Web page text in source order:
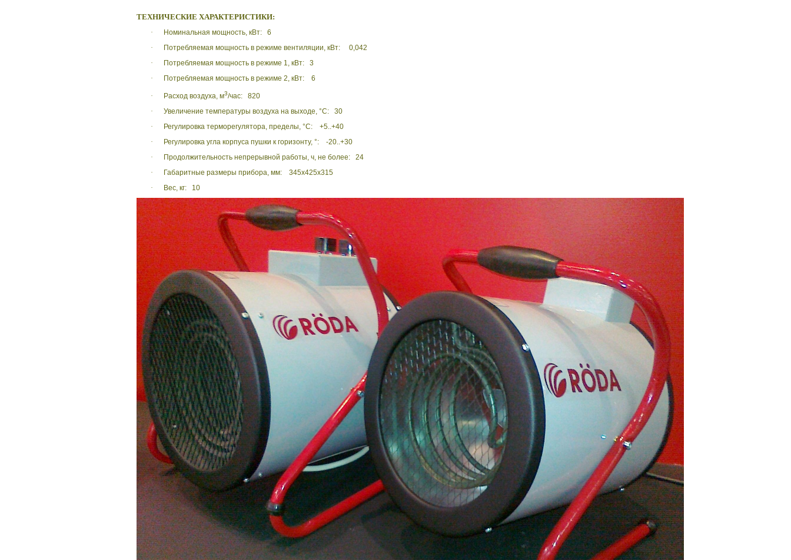
ТЕХНИЧЕСКИЕ ХАРАКТЕРИСТИКИ:
·
Номинальная мощность, кВт: 6
·
Потребляемая мощность в режиме вентиляции, кВт: 0,042
·
Потребляемая мощность в режиме 1, кВт: 3
·
Потребляемая мощность в режиме 2, кВт: 6
· Расход воздуха, м3/час: 820
·
Увеличение температуры воздуха на выходе, °С: 30
·
Регулировка терморегулятора, пределы, °С: +5..+40
·
Регулировка угла корпуса пушки к горизонту, °: -20..+30
·
Продолжительность непрерывной работы, ч, не более: 24
·
Габаритные размеры прибора, мм: 345х425х315
·
Вес, кг: 10